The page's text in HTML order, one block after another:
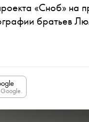
«Сноб» на
братьев
Google.